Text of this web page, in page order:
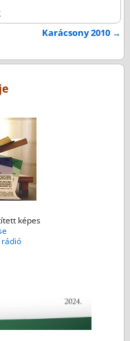
Karácsony 2010 →
képes